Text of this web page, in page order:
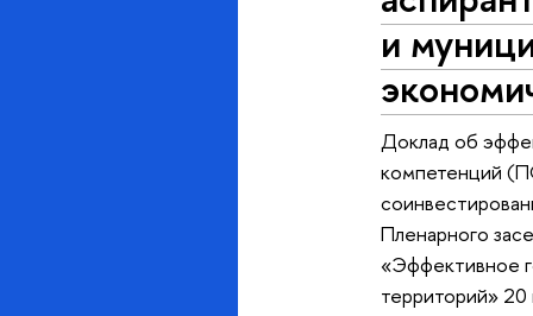
и
Доклад об
компетенций
Пленарного
«Эффективное
территорий» 20